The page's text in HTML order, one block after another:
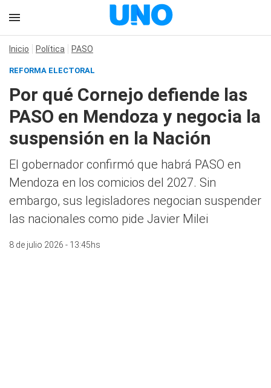
Inicio Política PASO
REFORMA ELECTORAL
Por qué Cornejo defiende las
PASO en Mendoza y negocia la
suspensión en la Nación
El gobernador confirmó que habrá PASO en
Mendoza en los comicios del 2027. Sin
embargo, sus legisladores negocian suspender
las nacionales como pide Javier Milei
8 de julio 2026 - 13:45hs